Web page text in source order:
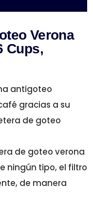
Verona
Cups,
antigoteo
gracias a su
de goteo
de goteo verona
ningún tipo, el filtro
de manera